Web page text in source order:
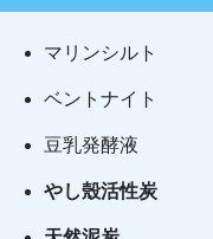
マリンシルト
ベントナイト
豆乳発酵液
やし殼活性炭